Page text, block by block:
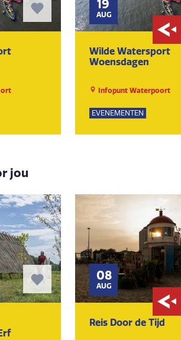
19
AUG
Wilde Watersport
Woensdagen
Infopunt Waterpoort
EVENEMENTEN
jou
08
AUG
Reis Door de Tijd